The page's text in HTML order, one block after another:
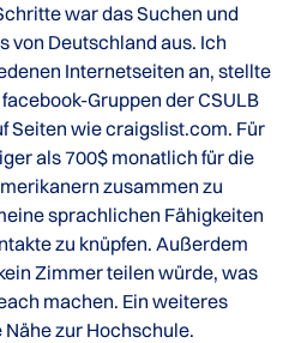
war das Suchen und
von Deutschland aus. Ich
Internetseiten an, stellte
Gruppen der CSULB
Seiten wie craigslist.com. Für
als 700$ monatlich für die
zusammen zu
sprachlichen Fähigkeiten
zu knüpfen. Außerdem
Zimmer teilen würde, was
machen. Ein weiteres
zur Hochschule.